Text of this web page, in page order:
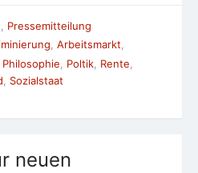
Pressemitteilung
, Arbeitsmarkt,
Philosophie Poltik Rente
Sozialstaat
neuen